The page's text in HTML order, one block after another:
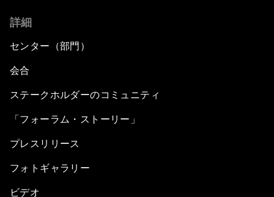
詳細
センター（部門）
会合
ステークホルダーのコミュニティ
「フォーラム・ストーリー」
プレスリリース
フォトギャラリー
ビデオ